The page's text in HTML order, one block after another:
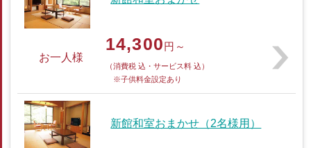
お一人様
14,300円～
（消費税 込・サービス料 込）
※子供料金設定あり
新館和室おまかせ（2名様用）